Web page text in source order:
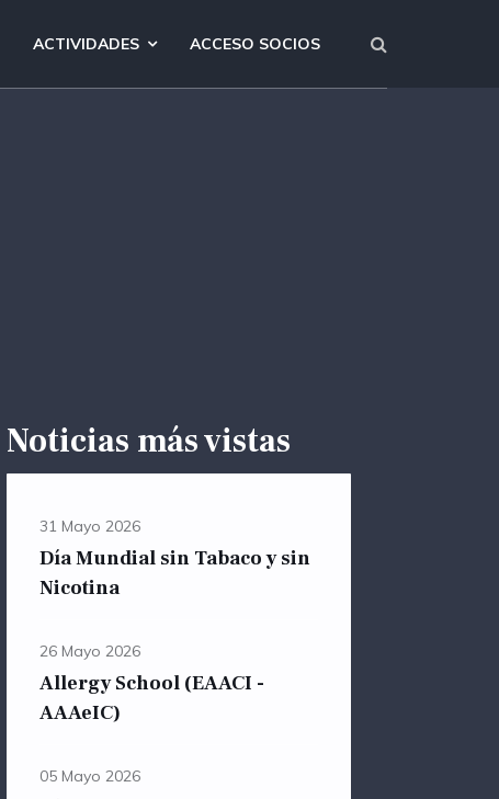
ACTIVIDADES ACCESO SOCIOS
Noticias más vistas
31 Mayo 2026
Día Mundial sin Tabaco y sin
Nicotina
26 Mayo 2026
Allergy School (EAACI -
AAAeIC)
05 Mayo 2026